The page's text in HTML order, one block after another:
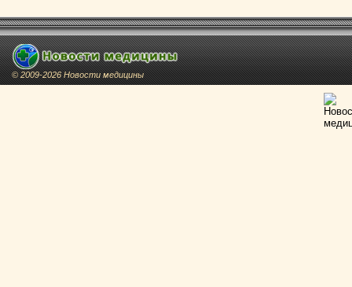
© 2009-2026 Новости медицины